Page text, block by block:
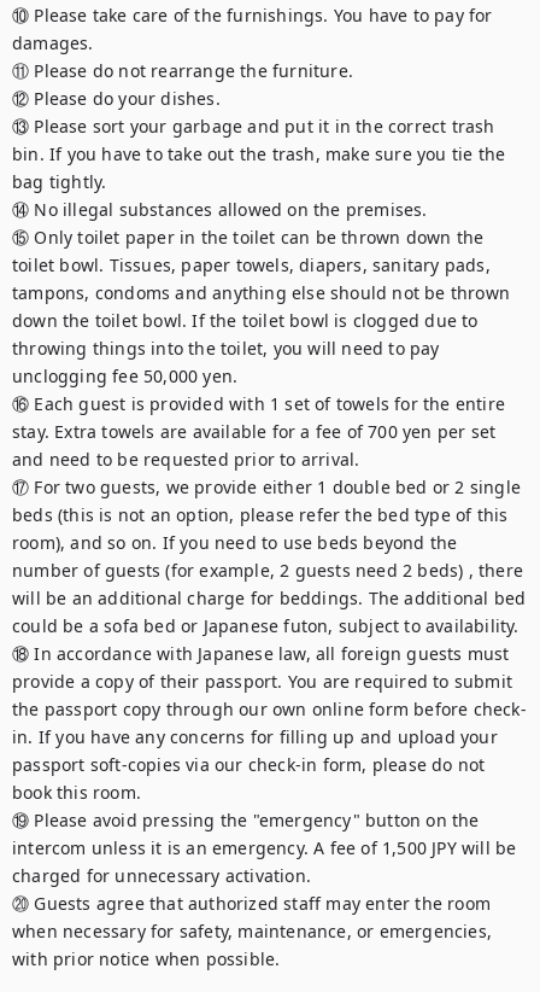
⑩ Please take care of the furnishings. You have to pay for
damages.
⑪ Please do not rearrange the furniture.
⑫ Please do your dishes.
⑬ Please sort your garbage and put it in the correct trash
bin. If you have to take out the trash, make sure you tie the
bag tightly.
⑭ No illegal substances allowed on the premises.
⑮ Only toilet paper in the toilet can be thrown down the
toilet bowl. Tissues, paper towels, diapers, sanitary pads,
tampons, condoms and anything else should not be thrown
down the toilet bowl. If the toilet bowl is clogged due to
throwing things into the toilet, you will need to pay
unclogging fee 50,000 yen.
⑯ Each guest is provided with 1 set of towels for the entire
stay. Extra towels are available for a fee of 700 yen per set
and need to be requested prior to arrival.
⑰ For two guests, we provide either 1 double bed or 2 single
beds (this is not an option, please refer the bed type of this
room), and so on. If you need to use beds beyond the
number of guests (for example, 2 guests need 2 beds) , there
will be an additional charge for beddings. The additional bed
could be a sofa bed or Japanese futon, subject to availability.
⑱ In accordance with Japanese law, all foreign guests must
provide a copy of their passport. You are required to submit
the passport copy through our own online form before check-
in. If you have any concerns for filling up and upload your
passport soft-copies via our check-in form, please do not
book this room.
⑲ Please avoid pressing the "emergency" button on the
intercom unless it is an emergency. A fee of 1,500 JPY will be
charged for unnecessary activation.
⑳ Guests agree that authorized staff may enter the room
when necessary for safety, maintenance, or emergencies,
with prior notice when possible.